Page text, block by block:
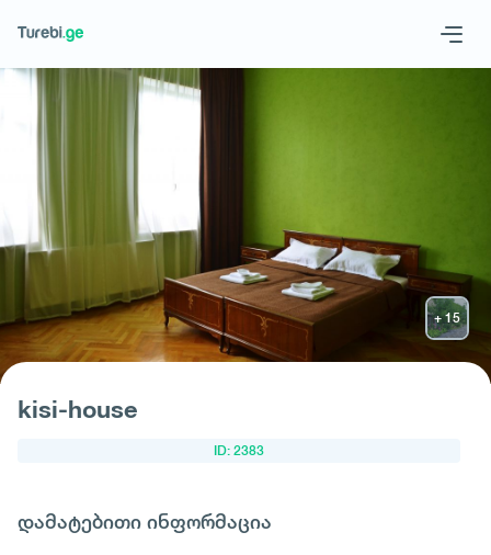
Geo Eng
მოითხოვე სასტუმრო
kisi-house
ID: 2383
დამატებითი ინფორმაცია